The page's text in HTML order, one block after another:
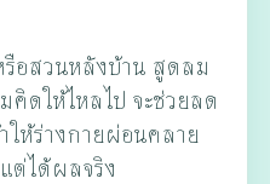
รือสวนหลังบ้าน สูดลม
คิดให้ไหลไป จะช่วยลด
ห้ร่างกายผ่อนคลาย
ต่ได้ผลจริง